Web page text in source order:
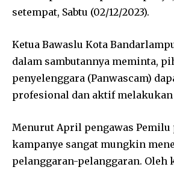
setempat, Sabtu (02/12/2023).
Ketua Bawaslu Kota
dalam sambutannya meminta,
penyelenggara (Panwascam)
profesional dan aktif melakukan
Menurut April pengawas Pemilu
kampanye sangat mungkin
pelanggaran-pelanggaran. Oleh